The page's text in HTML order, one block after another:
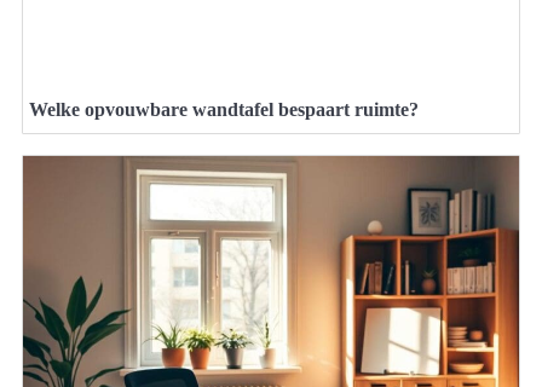
Welke opvouwbare wandtafel bespaart ruimte?